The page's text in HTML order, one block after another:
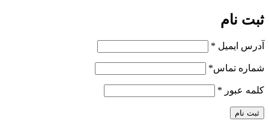
ثبت نام
آدرس ایمیل *
شماره تماس*
کلمه عبور *
ثبت نام